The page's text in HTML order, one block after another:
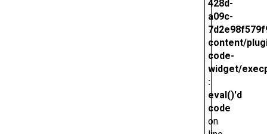
428d-
a09c-
content/
code-
widget/
:
eval()'d
code
on